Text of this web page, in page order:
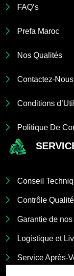
FAQ’s
Prefa Maroc
Nos Qualités
Contactez-Nous
Conditions
Politique De
Conseil
Contrôle
Garantie de
Logistique et
Service Après-